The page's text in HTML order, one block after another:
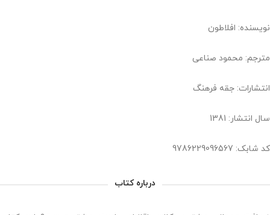
نویسنده: افلاطون
مترجم: محمود صناعی
انتشارات: جقه فرهنگ
سال انتشار: 1381
کد شابک: 9786229096567
درباره کتاب